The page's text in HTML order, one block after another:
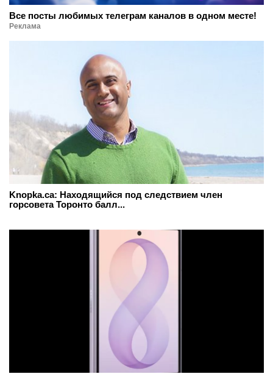
Все посты любимых телеграм каналов в одном месте!
Реклама
Knopka.ca: Находящийся под следствием член
горсовета Торонто балл...